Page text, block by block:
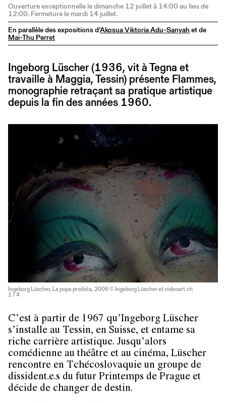
Ouverture exceptionnelle le dimanche 12 juillet à 14:00 au lieu de
12:00. Fermeture le mardi 14 juillet.
En parallèle des expositions d’Akosua Viktoria Adu-Sanyah et de
Mai-Thu Perret
Ingeborg Lüscher (1936, vit à Tegna et
travaille à Maggia, Tessin) présente Flammes,
monographie retraçant sa pratique artistique
depuis la fin des années 1960.
Ingeborg Lüscher, La pupa proibita, 2006 © Ingeborg Lüscher et videoart.ch
1 / 4
C’est à partir de 1967 qu’Ingeborg Lüscher
s’installe au Tessin, en Suisse, et entame sa
riche carrière artistique. Jusqu’alors
comédienne au théâtre et au cinéma, Lüscher
rencontre en Tchécoslovaquie un groupe de
dissident.e.s du futur Printemps de Prague et
décide de changer de destin.